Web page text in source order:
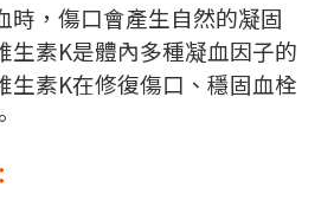
時，傷口會產生自然的凝固
生素K是體內多種凝血因子的
生素K在修復傷口、穩固血栓